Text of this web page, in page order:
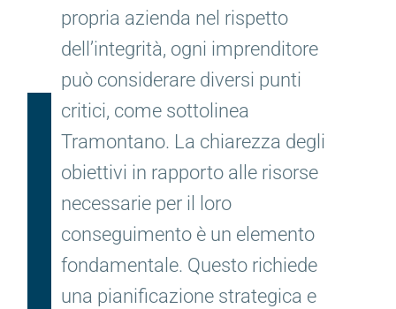
propria azienda nel rispetto
dell’integrità, ogni imprenditore
può considerare diversi punti
critici, come sottolinea
Tramontano. La chiarezza degli
obiettivi in rapporto alle risorse
necessarie per il loro
conseguimento è un elemento
fondamentale. Questo richiede
una pianificazione strategica e